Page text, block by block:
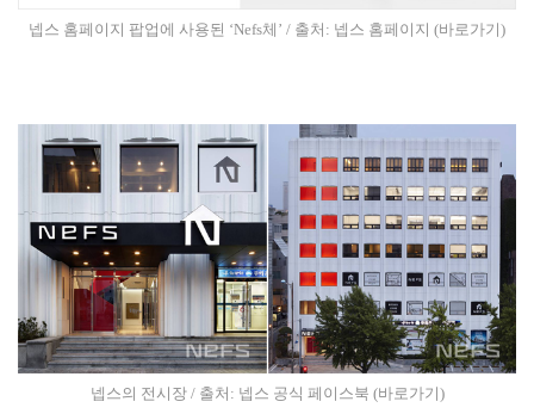
넵스 홈페이지 팝업에 사용된 ‘Nefs체’ / 출처: 넵스 홈페이지 (바로가기)
넵스의 전시장 / 출처: 넵스 공식 페이스북 (바로가기)